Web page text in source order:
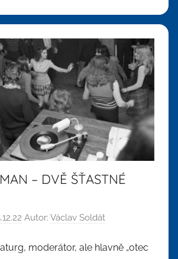
– DVĚ ŠŤASTNÉ
Autor: Václav Soldát
moderátor, ale hlavně „otec